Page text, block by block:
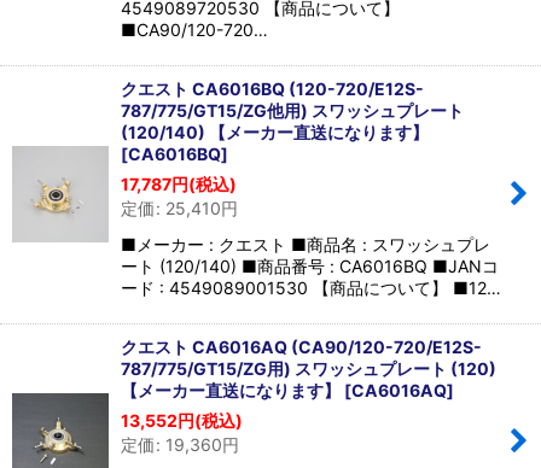
4549089720530 【商品について】
■CA90/120-720…
クエスト CA6016BQ (120-720/E12S-
787/775/GT15/ZG他用) スワッシュプレート
(120/140) 【メーカー直送になります】
[CA6016BQ]
17,787円(税込)
定価: 25,410円
■メーカー : クエスト ■商品名 : スワッシュプレ
ート (120/140) ■商品番号 : CA6016BQ ■JANコ
ード : 4549089001530 【商品について】 ■12…
クエスト CA6016AQ (CA90/120-720/E12S-
787/775/GT15/ZG用) スワッシュプレート (120)
【メーカー直送になります】 [CA6016AQ]
13,552円(税込)
定価: 19,360円